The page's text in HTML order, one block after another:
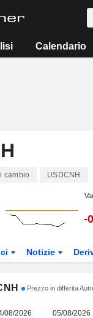
Calendario
cambio USDCNH
-
Notizie
Prezzo in differita
08/2026 05/08/2026